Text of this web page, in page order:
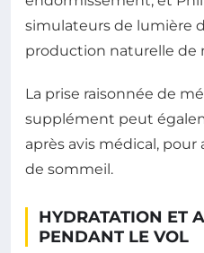
simulateurs de lumière
production naturelle de
La prise raisonnée de
supplément peut
après avis médical, pour
de sommeil.
HYDRATATION ET
PENDANT LE VOL